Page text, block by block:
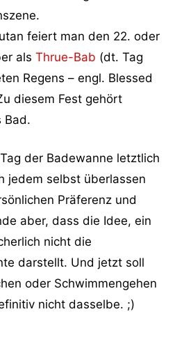
feiert man den 22. oder
als Thrue-Bab (dt. Tag
Regens – engl. Blessed
diesem Fest gehört
Bad.
der Badewanne letztlich
jedem selbst überlassen
Präferenz und
aber, dass die Idee, ein
nicht die
darstellt. Und jetzt soll
oder Schwimmengehen
nicht dasselbe. ;)